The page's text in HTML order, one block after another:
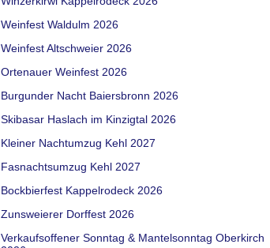
Weinfest Waldulm 2026
Weinfest Altschweier 2026
Ortenauer Weinfest 2026
Burgunder Nacht Baiersbronn 2026
Skibasar Haslach im Kinzigtal 2026
Kleiner Nachtumzug Kehl 2027
Fasnachtsumzug Kehl 2027
Bockbierfest Kappelrodeck 2026
Zunsweierer Dorffest 2026
Verkaufsoffener Sonntag & Mantelsonntag Oberkirch